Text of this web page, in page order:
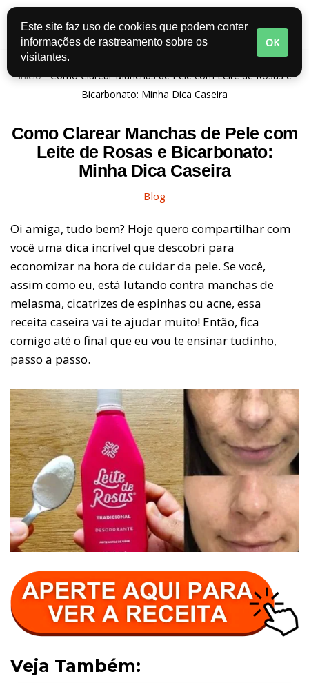
Pular
para
oInício-Como Clarear Manchas de Pele com Leite de Rosas e
Bicarbonato: Minha Dica Caseira
Como Clarear Manchas de Pele com
Leite de Rosas e Bicarbonato:
Minha Dica Caseira
Blog
Oi amiga, tudo bem? Hoje quero compartilhar com
você uma dica incrível que descobri para
economizar na hora de cuidar da pele. Se você,
assim como eu, está lutando contra manchas de
melasma, cicatrizes de espinhas ou acne, essa
receita caseira vai te ajudar muito! Então, fica
comigo até o final que eu vou te ensinar tudinho,
passo a passo.
Veja Também:
Este site faz uso de cookies que podem conter
informações de rastreamento sobre os
visitantes.
OK